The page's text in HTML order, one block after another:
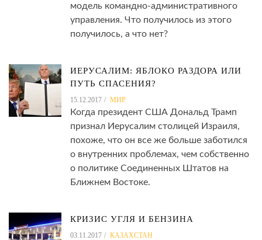
модель командно-административного
управления. Что получилось из этого
получилось, а что нет?
ИЕРУСАЛИМ: ЯБЛОКО РАЗДОРА ИЛИ
ПУТЬ СПАСЕНИЯ?
15.12.2017 МИР
Когда президент США Дональд Трамп
признал Иерусалим столицей Израиля,
похоже, что он все же больше заботился
о внутренних проблемах, чем собственно
о политике Соединенных Штатов на
Ближнем Востоке.
КРИЗИС УГЛЯ И БЕНЗИНА
03.11.2017 КАЗАХСТАН